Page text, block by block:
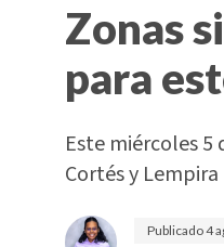
Zonas
para
Este miércoles 5
Cortés y
Publicado4